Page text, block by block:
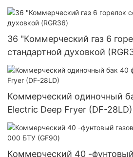
2SC)
36 "Коммерческий газ 6
стандартной духовкой
Коммерческий одиночный
Electric Deep Fryer (DF-28LD)
Коммерческий 40 -